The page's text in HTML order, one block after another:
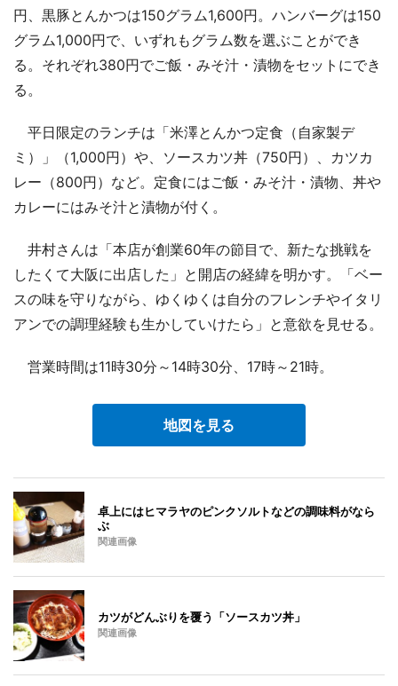
円、黒豚とんかつは150グラム1,600円。ハンバーグは150
グラム1,000円で、いずれもグラム数を選ぶことができ
る。それぞれ380円でご飯・みそ汁・漬物をセットにでき
る。
平日限定のランチは「米澤とんかつ定食（自家製デ
ミ）」（1,000円）や、ソースカツ丼（750円）、カツカ
レー（800円）など。定食にはご飯・みそ汁・漬物、丼や
カレーにはみそ汁と漬物が付く。
井村さんは「本店が創業60年の節目で、新たな挑戦を
したくて大阪に出店した」と開店の経緯を明かす。「ベー
スの味を守りながら、ゆくゆくは自分のフレンチやイタリ
アンでの調理経験も生かしていけたら」と意欲を見せる。
営業時間は11時30分～14時30分、17時～21時。
地図を見る
卓上にはヒマラヤのピンクソルトなどの調味料がなら
ぶ
関連画像
カツがどんぶりを覆う「ソースカツ丼」
関連画像